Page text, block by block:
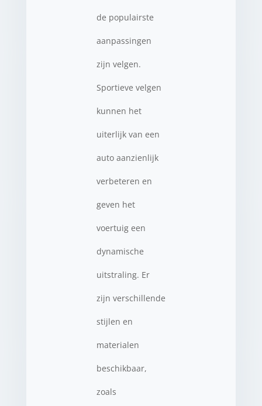
de populairste
aanpassingen
zijn velgen.
Sportieve velgen
kunnen het
uiterlijk van een
auto aanzienlijk
verbeteren en
geven het
voertuig een
dynamische
uitstraling. Er
zijn verschillende
stijlen en
materialen
beschikbaar,
zoals